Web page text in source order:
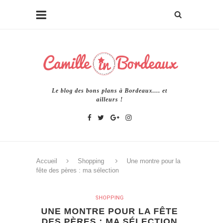
Le blog des bons plans à Bordeaux.... et
ailleurs !
Accueil Shopping
Une montre pour la
fête des pères : ma sélection
SHOPPING
UNE MONTRE POUR LA FÊTE